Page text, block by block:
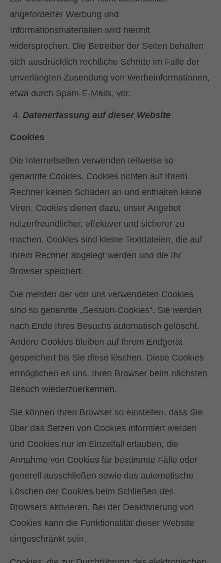
angeforderter Werbung und
Informationsmaterialien wird hiermit
widersprochen. Die Betreiber der Seiten behalten
sich ausdrücklich rechtliche Schritte im Falle der
unverlangten Zusendung von Werbeinformationen,
etwa durch Spam-E-Mails, vor.
Datenerfassung auf dieser Website
Cookies
Die Internetseiten verwenden teilweise so
genannte Cookies. Cookies richten auf Ihrem
Rechner keinen Schaden an und enthalten keine
Viren. Cookies dienen dazu, unser Angebot
nutzerfreundlicher, effektiver und sicherer zu
machen. Cookies sind kleine Textdateien, die auf
Ihrem Rechner abgelegt werden und die Ihr
Browser speichert.
Die meisten der von uns verwendeten Cookies
sind so genannte „Session-Cookies“. Sie werden
nach Ende Ihres Besuchs automatisch gelöscht.
Andere Cookies bleiben auf Ihrem Endgerät
gespeichert bis Sie diese löschen. Diese Cookies
ermöglichen es uns, Ihren Browser beim nächsten
Besuch wiederzuerkennen.
Sie können Ihren Browser so einstellen, dass Sie
über das Setzen von Cookies informiert werden
und Cookies nur im Einzelfall erlauben, die
Annahme von Cookies für bestimmte Fälle oder
generell ausschließen sowie das automatische
Löschen der Cookies beim Schließen des
Browsers aktivieren. Bei der Deaktivierung von
Cookies kann die Funktionalität dieser Website
eingeschränkt sein.